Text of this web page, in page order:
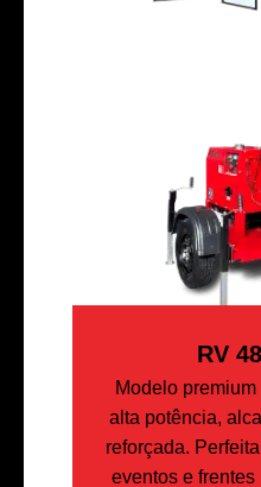
RV
Modelo
alta potência,
reforçada.
eventos e